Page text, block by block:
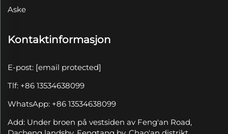
Aske
Kontaktinformasjon
E-post: [email protected]
Tlf: +86 13534638099
WhatsApp: +86 13534638099
Add: Under broen på vestsiden av Feng'an Road,